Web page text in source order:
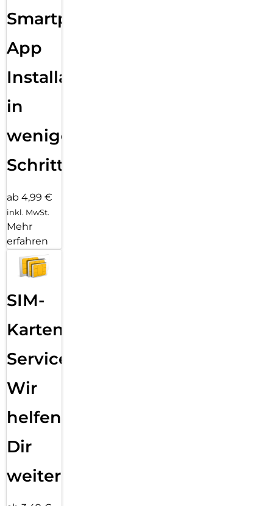
Smartphone
App
Installation
in
wenigen
Schritten
ab 4,99 €
inkl. MwSt.
Mehr
erfahren
SIM-
Karten
Service:
Wir
helfen
Dir
weiter